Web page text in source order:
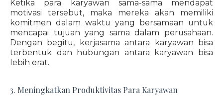
Ketika para karyawan sama-sama mendapat
motivasi tersebut, maka mereka akan memiliki
komitmen dalam waktu yang bersamaan untuk
mencapai tujuan yang sama dalam perusahaan.
Dengan begitu, kerjasama antara karyawan bisa
terbentuk dan hubungan antara karyawan bisa
lebih erat.
3. Meningkatkan Produktivitas Para Karyawan